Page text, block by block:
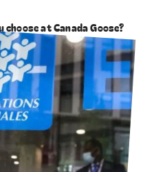
at Canada Goose?